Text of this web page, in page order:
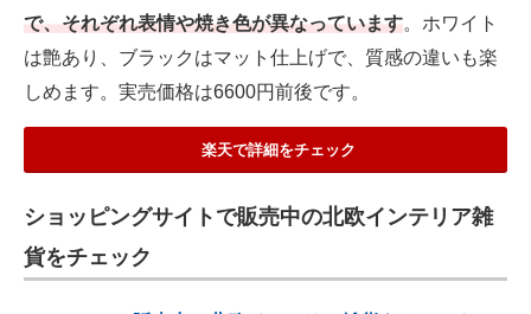
で、それぞれ表情や焼き色が異なっています。ホワイト
は艶あり、ブラックはマット仕上げで、質感の違いも楽
しめます。実売価格は6600円前後です。
楽天で詳細をチェック
ショッピングサイトで販売中の北欧インテリア雑
貨をチェック